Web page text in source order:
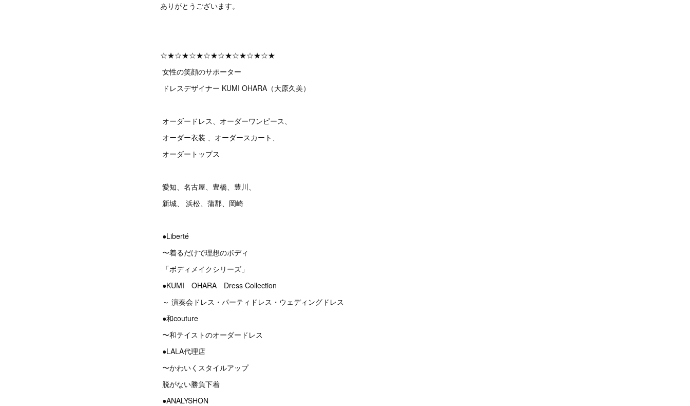
ありがとうございます。
☆★☆★☆★☆★☆★☆★☆★☆★
女性の笑顔のサポーター
ドレスデザイナー KUMI OHARA（大原久美）
オーダードレス、オーダーワンピース、
オーダー衣装 、オーダースカート、
オーダートップス
愛知、名古屋、豊橋、豊川、
新城、 浜松、蒲郡、岡崎
●Liberté
〜着るだけで理想のボディ
「ボディメイクシリーズ」
●KUMI OHARA Dress Collection
～ 演奏会ドレス・パーティドレス・ウェディングドレス
●和couture
〜和テイストのオーダードレス
●LALA代理店
〜かわいくスタイルアップ
脱がない勝負下着
●ANALYSHON